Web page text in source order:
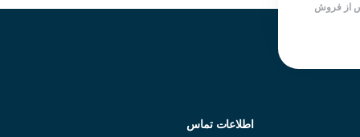
قابلیت نصب مقاومت ترمز بدون نیاز
دلیل وجود چاپر داخلی
شرکت سازنده : IMASTER
از فروش
اطلاعات تماس